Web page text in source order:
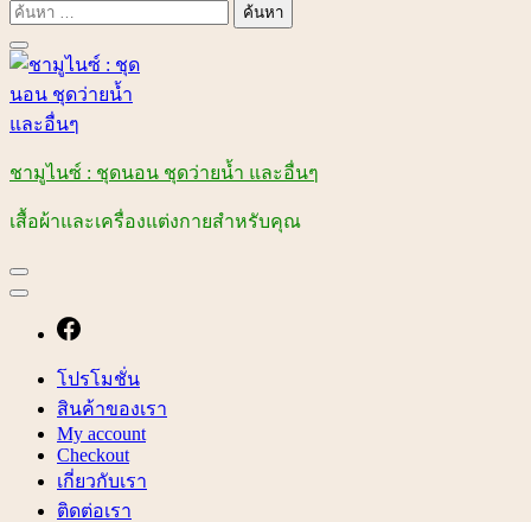
ค้นหา
สำหรับ:
ชามูไนซ์ : ชุดนอน ชุดว่ายน้ำ และอื่นๆ
เสื้อผ้าและเครื่องแต่งกายสำหรับคุณ
โปรโมชั่น
สินค้าของเรา
My account
Checkout
เกี่ยวกับเรา
ติดต่อเรา